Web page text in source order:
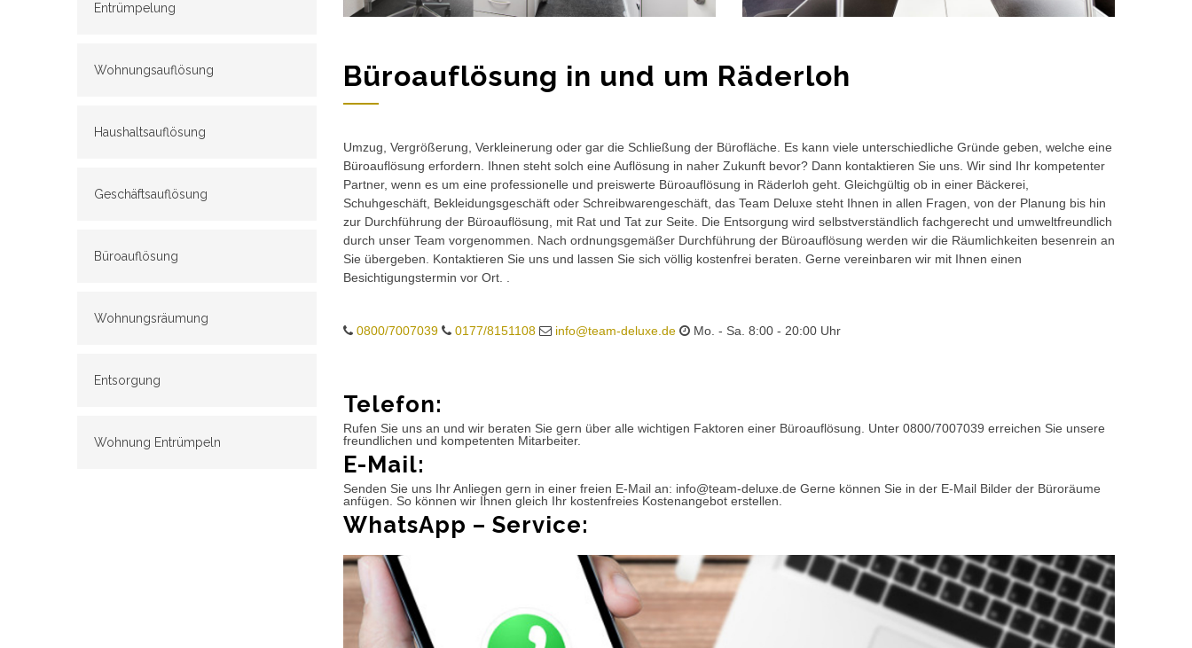
Entrümpelung
Wohnungsauflösung
Haushaltsauflösung
Geschäftsauflösung
Büroauflösung
Wohnungsräumung
Entsorgung
Wohnung Entrümpeln
Büroauflösung in und um Räderloh
Umzug, Vergrößerung, Verkleinerung oder gar die Schließung der Bürofläche. Es kann viele unterschiedliche Gründe geben, welche eine
Büroauflösung erfordern. Ihnen steht solch eine Auflösung in naher Zukunft bevor? Dann kontaktieren Sie uns. Wir sind Ihr kompetenter
Partner, wenn es um eine professionelle und preiswerte Büroauflösung in Räderloh geht. Gleichgültig ob in einer Bäckerei,
Schuhgeschäft, Bekleidungsgeschäft oder Schreibwarengeschäft, das Team Deluxe steht Ihnen in allen Fragen, von der Planung bis hin
zur Durchführung der Büroauflösung, mit Rat und Tat zur Seite. Die Entsorgung wird selbstverständlich fachgerecht und umweltfreundlich
durch unser Team vorgenommen. Nach ordnungsgemäßer Durchführung der Büroauflösung werden wir die Räumlichkeiten besenrein an
Sie übergeben. Kontaktieren Sie uns und lassen Sie sich völlig kostenfrei beraten. Gerne vereinbaren wir mit Ihnen einen
Besichtigungstermin vor Ort. .
0800/7007039 0177/8151108 info@team-deluxe.de Mo. - Sa. 8:00 - 20:00 Uhr
Telefon:
Rufen Sie uns an und wir beraten Sie gern über alle wichtigen Faktoren einer Büroauflösung. Unter 0800/7007039 erreichen Sie unsere
freundlichen und kompetenten Mitarbeiter.
E-Mail:
Senden Sie uns Ihr Anliegen gern in einer freien E-Mail an: info@team-deluxe.de Gerne können Sie in der E-Mail Bilder der Büroräume
anfügen. So können wir Ihnen gleich Ihr kostenfreies Kostenangebot erstellen.
WhatsApp – Service: